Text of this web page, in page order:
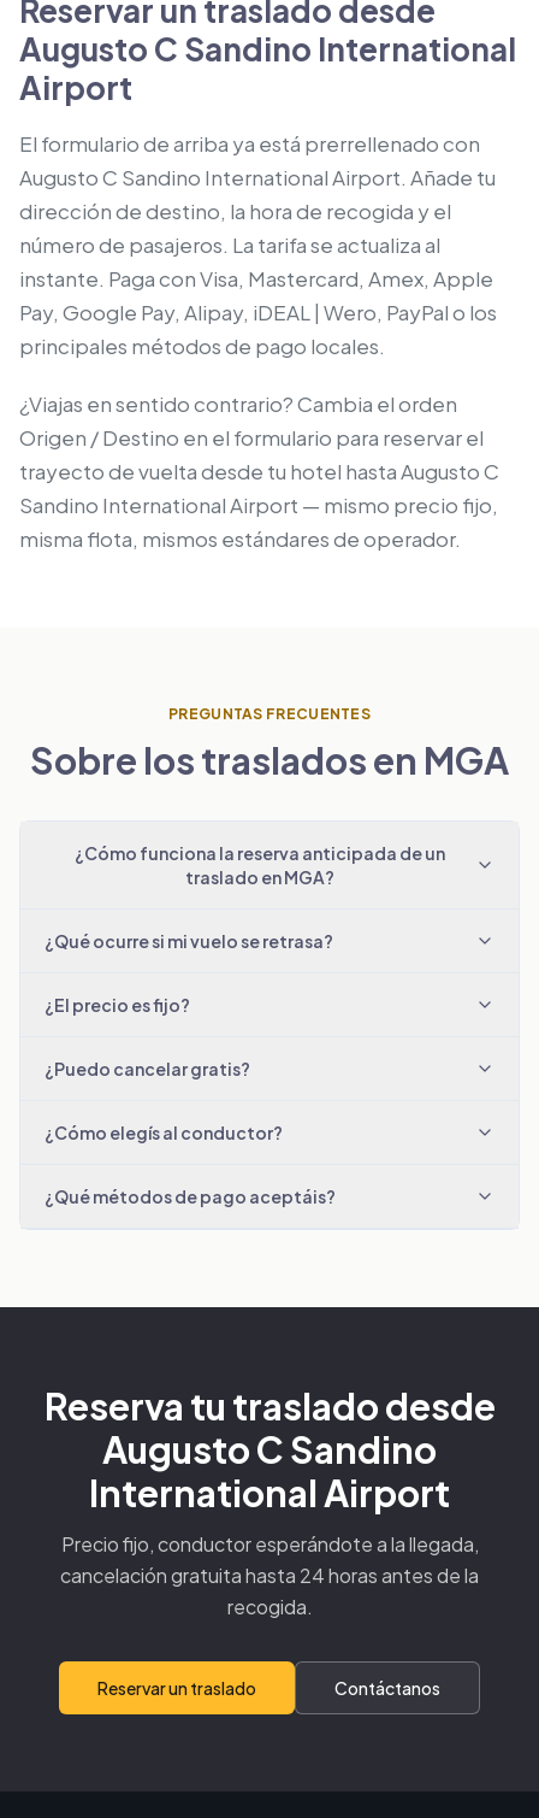
Reservar un traslado desde
Augusto C Sandino International
Airport
El formulario de arriba ya está prerrellenado con
Augusto C Sandino International Airport. Añade tu
dirección de destino, la hora de recogida y el
número de pasajeros. La tarifa se actualiza al
instante. Paga con Visa, Mastercard, Amex, Apple
Pay, Google Pay, Alipay, iDEAL | Wero, PayPal o los
principales métodos de pago locales.
¿Viajas en sentido contrario? Cambia el orden
Origen / Destino en el formulario para reservar el
trayecto de vuelta desde tu hotel hasta Augusto C
Sandino International Airport — mismo precio fijo,
misma flota, mismos estándares de operador.
PREGUNTAS FRECUENTES
Sobre los traslados en MGA
¿Cómo funciona la reserva anticipada de un
traslado en MGA?
¿Qué ocurre si mi vuelo se retrasa?
¿El precio es fijo?
¿Puedo cancelar gratis?
¿Cómo elegís al conductor?
¿Qué métodos de pago aceptáis?
Reserva tu traslado desde
Augusto C Sandino
International Airport
Precio fijo, conductor esperándote a la llegada,
cancelación gratuita hasta 24 horas antes de la
recogida.
Reservar un traslado Contáctanos